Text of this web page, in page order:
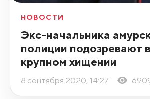
НОВОСТИ
Экс-начальника
полиции подозревают
крупном хищении
8 сентября 2020, 14:27